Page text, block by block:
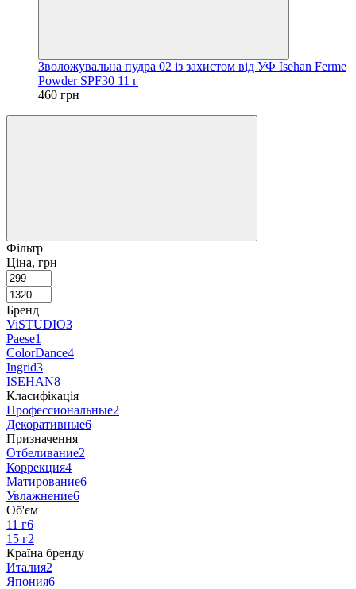
Зволожувальна пудра 02 із захистом від УФ Isehan Ferme
Powder SPF30 11 г
460 грн
Фільтр
Ціна, грн
Бренд
ViSTUDIO3
Paese1
ColorDance4
Ingrid3
ISEHAN8
Класифікація
Профессиональные2
Декоративные6
Призначення
Отбеливание2
Коррекция4
Матирование6
Увлажнение6
Об'єм
11 г6
15 г2
Країна бренду
Италия2
Япония6